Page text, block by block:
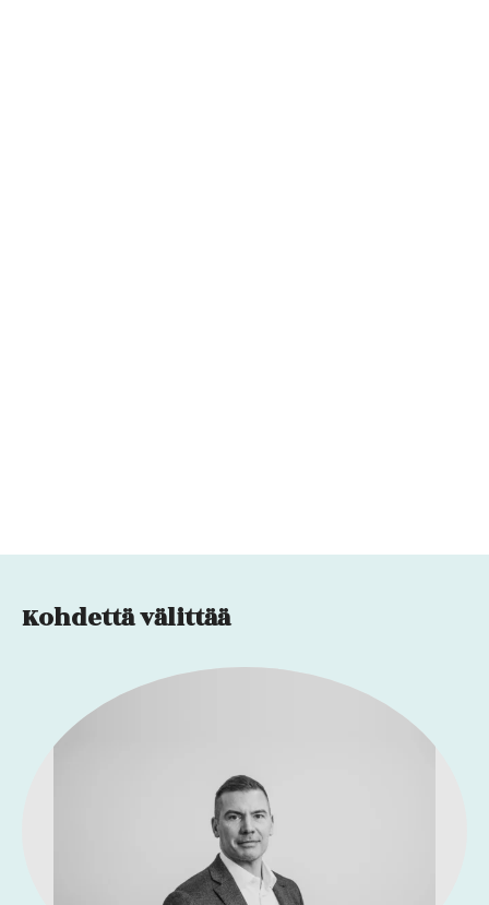
Kohdettä välittää